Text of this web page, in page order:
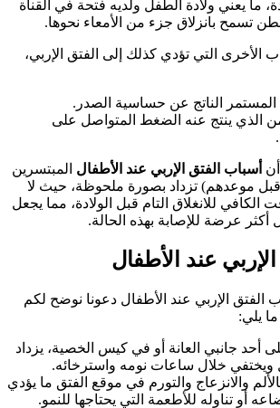
ما يعني ولادة الطفل ولديه فتحة في القناة
تسمح بانزلاق جزء من الأمعاء نحوها.
الأخرى التي تؤدي كذلك إلى الفتق الإربي،
المستمر الناتج عن حساسية الصدر.
الذي ينتج عنه الضغط المتواصل على
أسباب الفتق الإربي عند الأطفال المبتسرين
قبل موعدهم) تزداد بصورة ملحوظة، حيث لا
الكافي للانغلاق التام قبل الولادة، مما يجعل
أكثر عرضة للإصابة بهذه الحالة.
عند الأطفال
الفتق الإربي عند الأطفال دعونا نوضح لكم
يلي:
أحد جانبي العانة أو في كيس الخصية، يزداد
ويختفي خلال ساعات نومه واسترخائه.
والانزعاج والتورم في موقع الفتق ما يؤدي
أو تناوله للأطعمة التي يحتاجها للنمو.